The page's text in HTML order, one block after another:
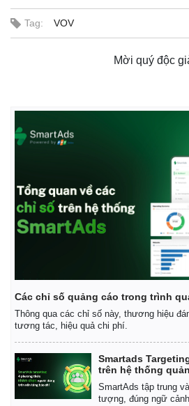
Quan sát
Cuộc sống đó đây
Hồ sơ
E-
Tag: VOV
Mời quý độc
Các chỉ số quảng cáo trong trình
Thông qua các chỉ số này, thương hiệu
tương tác, hiệu quả chi phí.
Smartads
trên hệ thống
SmartAds tập trung
tượng, đúng ngữ